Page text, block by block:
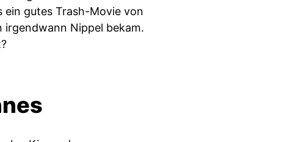
ein gutes Trash-Movie von
Nippel bekam.